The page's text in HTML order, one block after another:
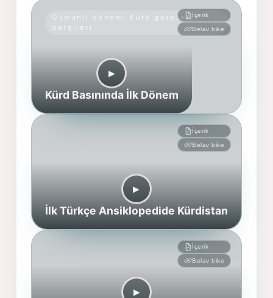
Osmanlı dönemi Kürd gazete ve
dergileri
İçerik
Belav bike
▶︎
Kürd Basınında İlk Dönem
İçerik
Belav bike
▶︎
İlk Türkçe Ansiklopedide Kürdistan
İçerik
Belav bike
▶︎